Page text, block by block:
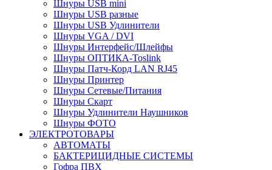
Шнуры USB mini
Шнуры USB разные
Шнуры USB Удлинители
Шнуры VGA / DVI
Шнуры Интерфейс/Шлейфы
Шнуры ОПТИКА-Toslink
Шнуры Патч-Корд LAN RJ45
Шнуры Принтер
Шнуры Сетевые/Питания
Шнуры Скарт
Шнуры Удлинители Наушников
Шнуры ФОТО
ЭЛЕКТРОТОВАРЫ
АВТОМАТЫ
БАКТЕРИЦИДНЫЕ СИСТЕМЫ
Гофра ПВХ